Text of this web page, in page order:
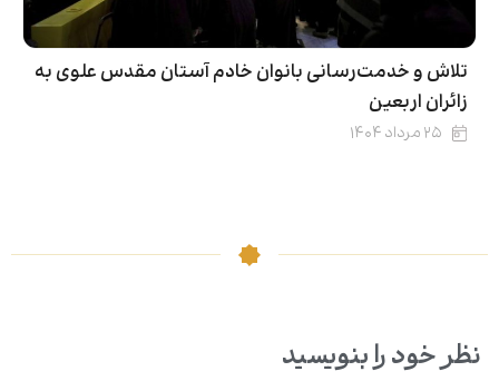
تلاش و خدمت‌رسانی بانوان خادم آستان مقدس علوی به
زائران اربعین
۲۵ مرداد ۱۴۰۴
نظر خود را بنویسید